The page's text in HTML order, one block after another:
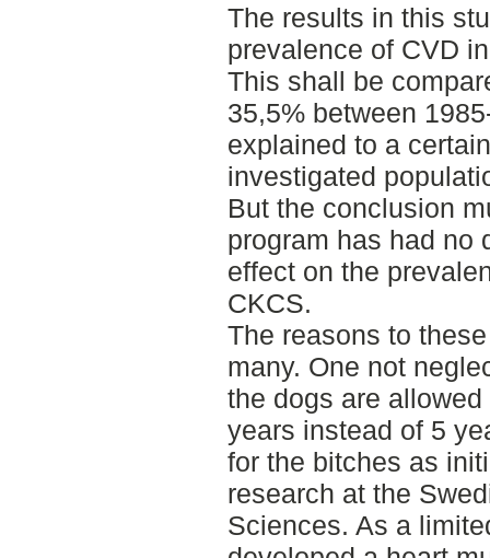
The results in this
prevalence of CVD
This shall be
35,5% between
explained to a
investigated
But the conclusion
program has had no
effect on the
CKCS.
The reasons to
many. One not
the dogs are
years instead of 5
for the bitches as
research at the
Sciences. As a